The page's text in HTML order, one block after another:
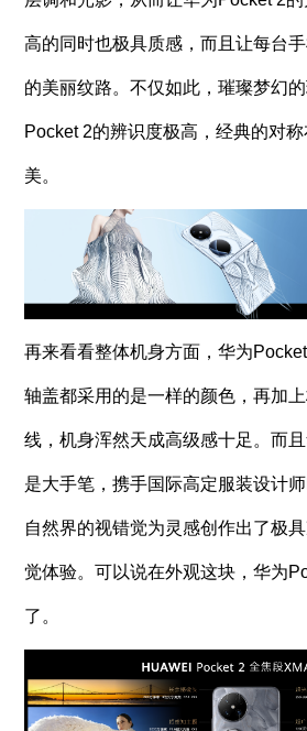
高的同时也极具质感，而且让每台
的美丽纹路。不仅如此，璀璨梦幻
Pocket 2的辨识度极高，经典的对
美。
再来看看整体机身方面，华为
轴盖都采用的是一样的颜色，再加
线，机身浑然天成高级感十足。而
是大手笔，携手国际高定服装设计
自然界的视错觉为灵感创作出了极
觉体验。可以说在外观这块，华为
了。